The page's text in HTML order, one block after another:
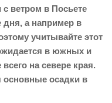
с ветром в Посьете
дня, а например в
учитывайте этот
в южных и
на севере края.
основные осадки в